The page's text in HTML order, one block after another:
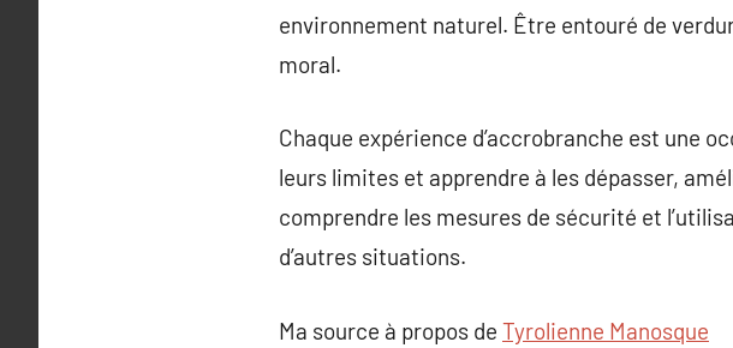
environnement naturel. Être entouré de
moral.
Chaque expérience d’accrobranche est une
leurs limites et apprendre à les dépasser,
comprendre les mesures de sécurité et
d’autres situations.
Ma source à propos de Tyrolienne Manosque